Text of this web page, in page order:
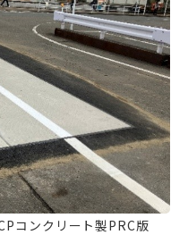
コンクリート製PRC版